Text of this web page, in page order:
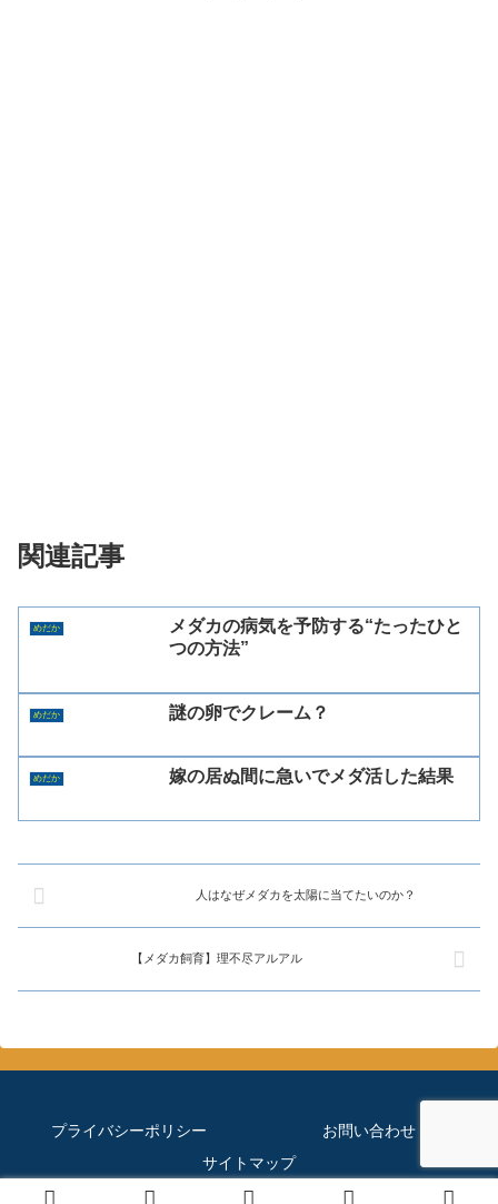
関連記事
めだか
メダカの病気を予防する“たったひと
つの方法”
めだか 謎の卵でクレーム？
めだか 嫁の居ぬ間に急いでメダ活した結果
人はなぜメダカを太陽に当てたいのか？
【メダカ飼育】理不尽アルアル
プライバシーポリシー
お問い合わせ
サイトマップ